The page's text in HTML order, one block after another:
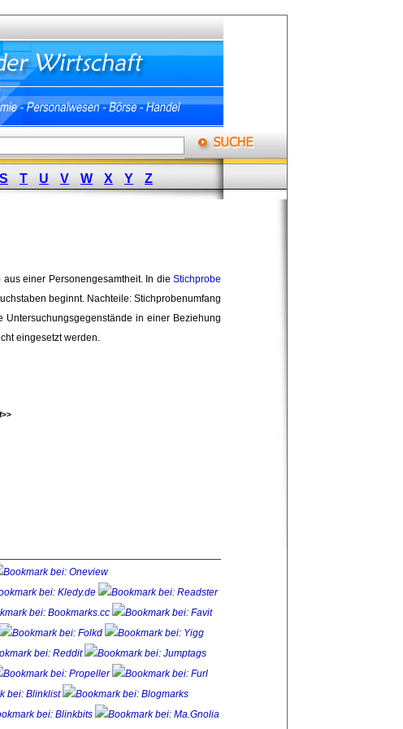
S T U V W X Y Z
aus einer Personengesamtheit. In die Stichprobe
beginnt. Nachteile: Stichprobenumfang
in einer Beziehung
eingesetzt werden.